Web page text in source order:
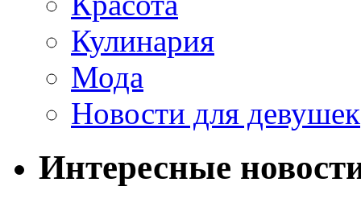
Кулинария
Мода
Новости для девушек
Интересные